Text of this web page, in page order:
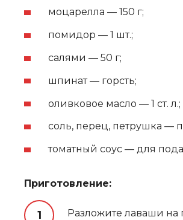
моцарелла — 150 г;
помидор — 1 шт.;
салями — 50 г;
шпинат — горсть;
оливковое масло — 1 ст. л.;
соль, перец, петрушка —
томатный соус — для
Приготовление:
Разложите лаваши на